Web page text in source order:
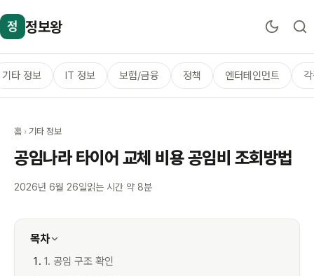
정 정보왕
기타 정보 IT 정보 보험/금융 정책 엔터테인먼트
홈 › 기타 정보
공임나라 타이어 교체 비용 공임비 조회방법
2026년 6월 26일읽는 시간 약 8분
목차
1. 공임 구조 확인